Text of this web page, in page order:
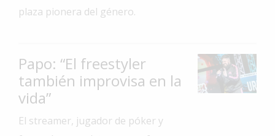
Interés
Ciudad
Deportes
y
plaza pionera del género.
Papo: “El freestyler
también improvisa en la
vida”
El streamer, jugador de póker y